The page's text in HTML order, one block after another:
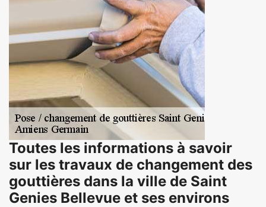
Toutes les informations à savoir
sur les travaux de changement des
gouttières dans la ville de Saint
Genies Bellevue et ses environs